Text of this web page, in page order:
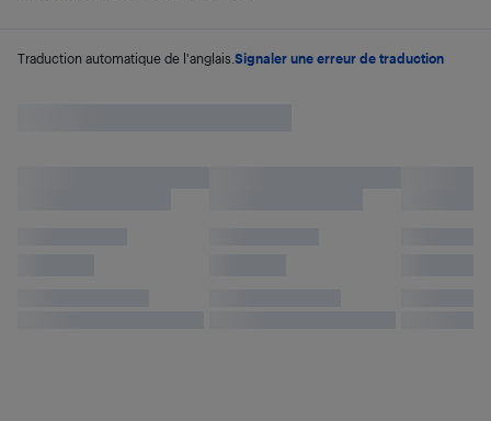
Traduction automatique de l'anglais. Signaler une erreur de traduction